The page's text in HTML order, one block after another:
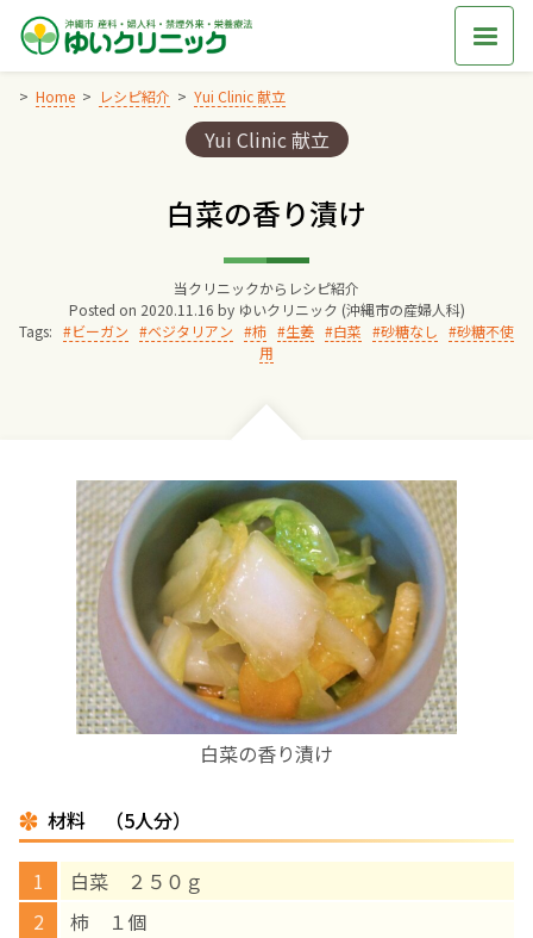
Skip
content
Home レシピ紹介 Yui Clinic 献立
Categories:
Yui Clinic 献立
白菜の香り漬け
当クリニックからレシピ紹介
Posted on 2020.11.16 by ゆいクリニック (沖縄市の産婦人科)
Tags:
ビーガン ベジタリアン 柿 生姜 白菜 砂糖なし
砂糖不使
用
白菜の香り漬け
材料 （5人分）
白菜 ２５０ｇ
柿 １個
院長からのごあいさつ
妊婦健診
お産について
親と子の結びつき支援
母乳育児
その他の診療内容
‘さんルーム’ でさまざまな講座・クラス